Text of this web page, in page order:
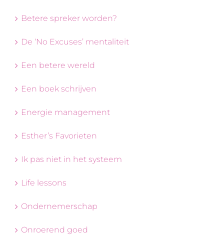
Betere spreker worden?
De ‘No Excuses’ mentaliteit
Een betere wereld
Een boek schrijven
Energie management
Esther’s Favorieten
Ik pas niet in het systeem
Life lessons
Ondernemerschap
Onroerend goed